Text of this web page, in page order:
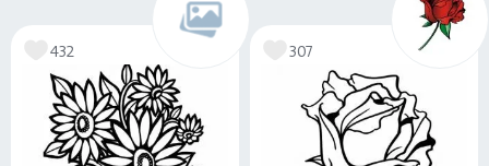
432 307